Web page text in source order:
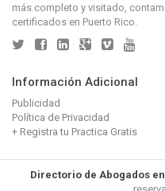
más completo y visitado,
certificados en Puerto Rico.
Información Adicional
Publicidad
Política de Privacidad
+ Registra tu Practica Gratis
Directorio de Abogados